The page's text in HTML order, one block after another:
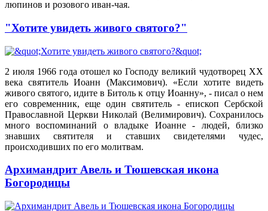
люпинов и розового иван-чая.
"Хотите увидеть живого святого?"
2 июля 1966 года отошел ко Господу великий чудотворец XX
века святитель Иоанн (Максимович). «Если хотите видеть
живого святого, идите в Битоль к отцу Иоанну», - писал о нем
его современник, еще один святитель - епископ Сербской
Православной Церкви Николай (Велимирович). Сохранилось
много воспоминаний о владыке Иоанне - людей, близко
знавших святителя и ставших свидетелями чудес,
происходивших по его молитвам.
Архимандрит Авель и Тюшевская икона
Богородицы